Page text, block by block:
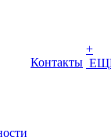
Контакты
+